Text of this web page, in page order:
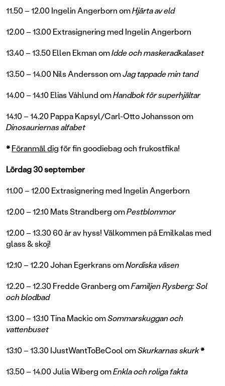
11.50 – 12.00 Ingelin Angerborn omHjärta av eld
12.00 – 13.00 Extrasignering med Ingelin Angerborn
13.40 – 13.50 Ellen Ekman omIdde och maskeradkalaset
13.50 – 14.00 Nils Andersson omJag tappade min tand
14.00 – 14.10 Elias Våhlund omHandbok för superhjältar
14.10 – 14.20 Pappa Kapsyl/Carl-Otto Johansson om
Dinosauriernas alfabet
*Föranmäl digför fin goodiebag och frukostfika!
Lördag 30 september
11.00 – 12.00 Extrasignering med Ingelin Angerborn
12.00 – 12.10 Mats Strandberg omPestblommor
12.00 – 13.30 60 år av hyss! Välkommen på Emilkalas med
glass & skoj!
12.10 – 12.20 Johan Egerkrans omNordiska väsen
12.20 – 12.30 Fredde Granberg omFamiljen Rysberg: Sol
och blodbad
13.00 – 13.10 Tina Mackic omSommarskuggan och
vattenbuset
13.10 – 13.30 IJustWantToBeCool omSkurkarnas skurk*
13.50 – 14.00 Julia Wiberg omEnkla och roliga fakta